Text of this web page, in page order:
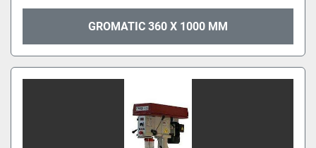
GROMATIC 360 X 1000 MM